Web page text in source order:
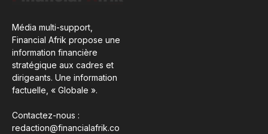
Média multi-support,
Financial Afrik propose une
information financière
stratégique aux cadres et
dirigeants. Une information
factuelle, « Globale ».
Contactez-nous :
redaction@financialafrik.co